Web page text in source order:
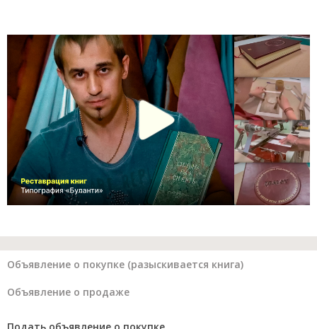
Объявление о покупке (разыскивается книга)
Объявление о продаже